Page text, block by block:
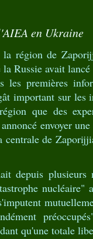
en Ukraine
région de
Russie avait
les premières
important sur
que des
envoyer
centrale de
depuis
nucléaire"
qu'une totale